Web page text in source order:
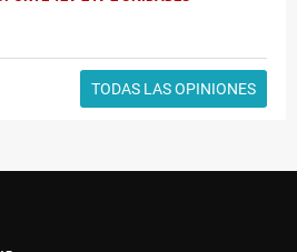
TODAS LAS OPINIONES